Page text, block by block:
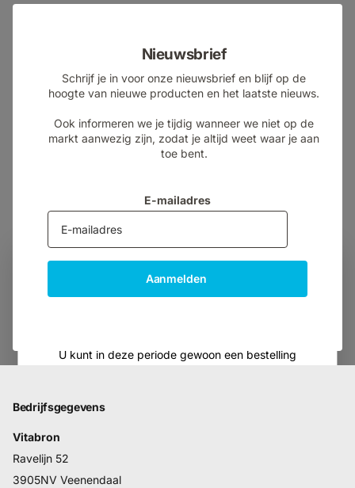
Vakantie
U kunt in deze periode gewoon een bestelling
Nieuwsbrief
Schrijf je in voor onze nieuwsbrief en blijf op de
hoogte van nieuwe producten en het laatste nieuws.
Ook informeren we je tijdig wanneer we niet op de
markt aanwezig zijn, zodat je altijd weet waar je aan
toe bent.
E-mailadres
Aanmelden
Bedrijfsgegevens
Vitabron
Ravelijn 52
3905NV Veenendaal